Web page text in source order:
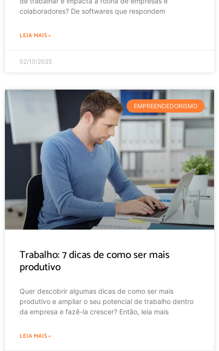
colaboradores? De softwares que respondem
LEIA MAIS »
02/10/2025
EMPREENDEDORISMO
Trabalho: 7 dicas de como ser mais
produtivo
Quer descobrir algumas dicas de como ser mais
produtivo e ampliar o seu potencial de trabalho dentro
da empresa e fazê-la crescer? Então, leia mais
LEIA MAIS »